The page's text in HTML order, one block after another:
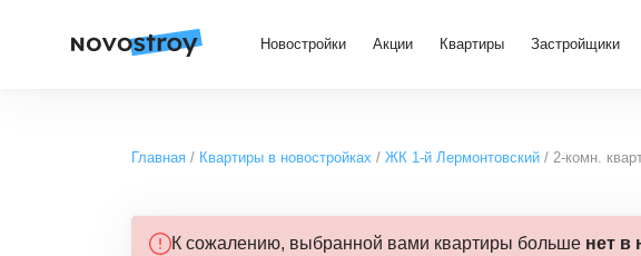
Новостройки Акции Квартиры Застройщики
Главная Квартиры в новостройках ЖК 1-й Лермонтовский 2-комн.
К сожалению, выбранной вами квартиры больше нет в